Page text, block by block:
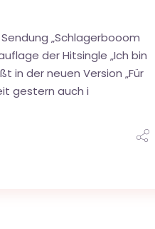
„Schlagerbooom
der Hitsingle „Ich bin
in der neuen Version „Für
gestern auch i